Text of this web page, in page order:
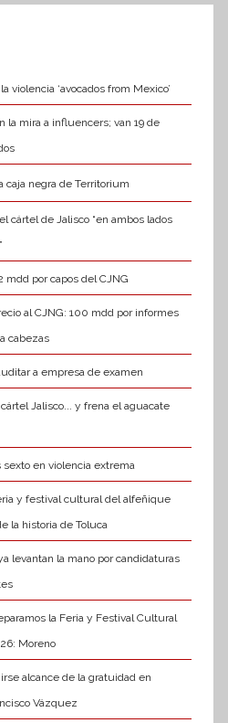
violencia ‘avocados from Mexico’
la mira a influencers; van 19 de
caja negra de Territorium
cártel de Jalisco “en ambos lados
mdd por capos del CJNG
al CJNG: 100 mdd por informes
cabezas
a empresa de examen
Jalisco... y frena el aguacate
sexto en violencia extrema
y festival cultural del alfeñique
la historia de Toluca
levantan la mano por candidaturas
la Feria y Festival Cultural
Moreno
alcance de la gratuidad en
Vázquez